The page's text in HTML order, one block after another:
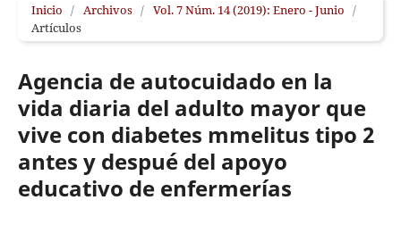
Inicio / Archivos / Vol. 7 Núm. 14 (2019): Enero - Junio /
Artículos
Agencia de autocuidado en la
vida diaria del adulto mayor que
vive con diabetes mmelitus tipo 2
antes y despué del apoyo
educativo de enfermerías